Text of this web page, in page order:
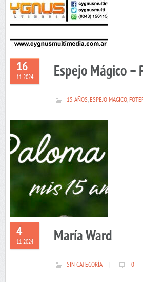
16
11 2024 Espejo Mágico –
15 AÑOS,ESPEJO MAGICO,
4
11 2024 María Ward
SIN CATEGORÍA 0